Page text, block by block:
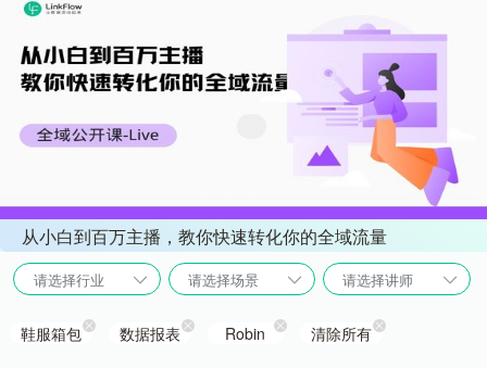
从小白到百万主播，教你快速转化你的全域流量
请选择行业 请选择场景 请选择讲师
鞋服箱包 数据报表 Robin 清除所有